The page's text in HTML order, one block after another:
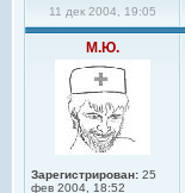
11 дек 2004, 19:05
М.Ю.
Зарегистрирован: 25
фев 2004, 18:52